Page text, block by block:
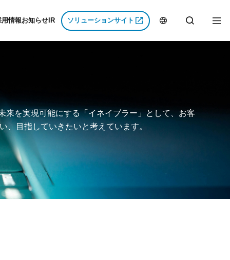
用情報
募集要項
込み
ト
お知らせIR
業績・財務
IRライブラリ
株式情報
IRに関するよくある質問
免責事項
ソリューションサイト
来を実現可能にする「イネイブラー」として、お客
、目指していきたいと考えています。